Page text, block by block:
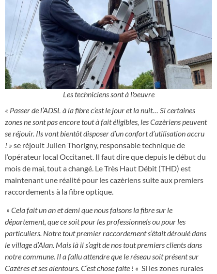
Les techniciens sont à l'oeuvre
« Passer de l’ADSL à la fibre c’est le jour et la nuit… Si certaines
zones ne sont pas encore tout à fait éligibles, les Cazèriens peuvent
se réjouir. Ils vont bientôt disposer d’un confort d’utilisation accru
! » se réjouit Julien Thorigny, responsable technique de
l’opérateur local Occitanet. Il faut dire que depuis le début du
mois de mai, tout a changé. Le Très Haut Débit (THD) est
maintenant une réalité pour les cazèriens suite aux premiers
raccordements à la fibre optique.
» Cela fait un an et demi que nous faisons la fibre sur le
département, que ce soit pour les professionnels ou pour les
particuliers. Notre tout premier raccordement s’était déroulé dans
le village d’Alan. Mais là il s’agit de nos tout premiers clients dans
notre commune. Il a fallu attendre que le réseau soit présent sur
Cazères et ses alentours. C’est chose faite ! « Si les zones rurales